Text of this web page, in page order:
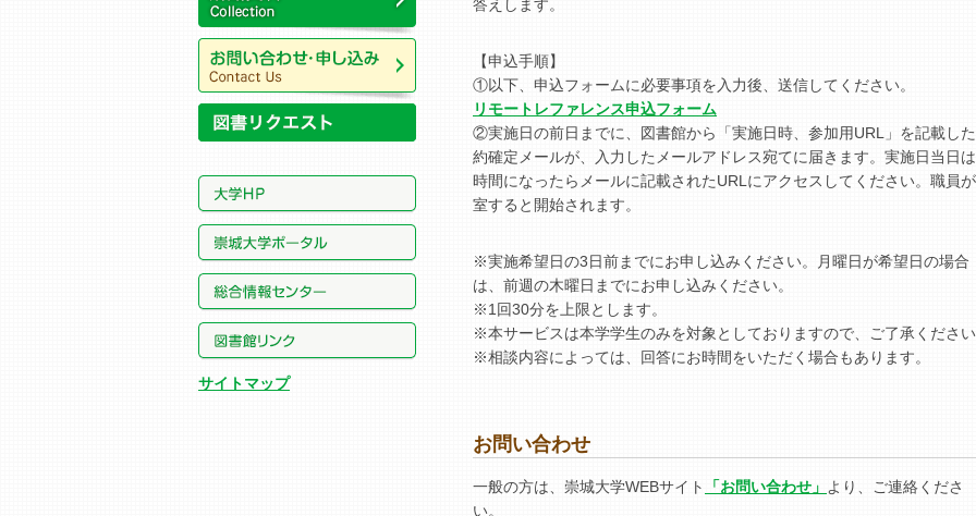
所蔵資料
お問い合わせ・申し込み
サイトマップ
答えします。
【申込手順】
①以下、申込フォームに必要事項を入力後、送信してください。
リモートレファレンス申込フォーム
②実施日の前日までに、図書館から「実施日時、参加用URL」を記載し
約確定メールが、入力したメールアドレス宛てに届きます。実施日当日
時間になったらメールに記載されたURLにアクセスしてください。職員
室すると開始されます。
※実施希望日の3日前までにお申し込みください。月曜日が希望日の場合
は、前週の木曜日までにお申し込みください。
※1回30分を上限とします。
※本サービスは本学学生のみを対象としておりますので、ご了承くださ
※相談内容によっては、回答にお時間をいただく場合もあります。
お問い合わせ
一般の方は、崇城大学WEBサイト 「お問い合わせ」 より、ご連絡くださ
い。